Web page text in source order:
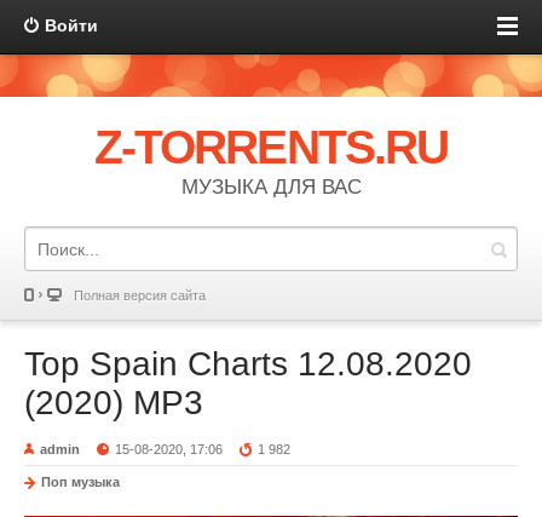
Войти
Z-TORRENTS.RU
МУЗЫКА ДЛЯ ВАС
Полная версия сайта
Top Spain Charts 12.08.2020
(2020) MP3
admin 15-08-2020, 17:06 1 982
Поп музыка